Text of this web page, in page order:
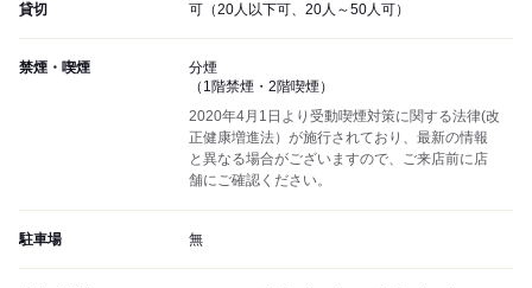
貸切 可（20人以下可、20人～50人可）
禁煙・喫煙
分煙
（1階禁煙・2階喫煙）
2020年4月1日より受動喫煙対策に関する法律(改
正健康増進法）が施行されており、最新の情報
と異なる場合がございますので、ご来店前に店
舗にご確認ください。
駐車場 無